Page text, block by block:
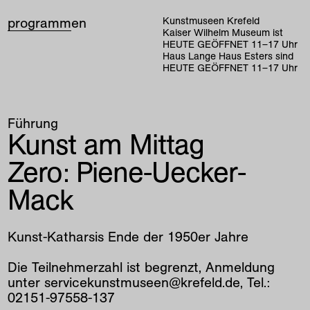
programmen
Kunstmuseen Krefeld
Kaiser Wilhelm Museum ist
HEUTE GEÖFFNET 11–17 Uhr
Haus Lange Haus Esters sind
HEUTE GEÖFFNET 11–17 Uhr
Führung
Kunst am Mittag
Zero: Piene-Uecker-
Mack
Kunst-Katharsis Ende der 1950er Jahre
Die Teilnehmerzahl ist begrenzt, Anmeldung
unter servicekunstmuseen@krefeld.de, Tel.:
02151-97558-137